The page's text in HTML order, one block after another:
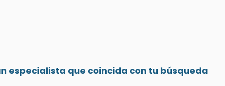
especialista que coincida con tu búsqueda